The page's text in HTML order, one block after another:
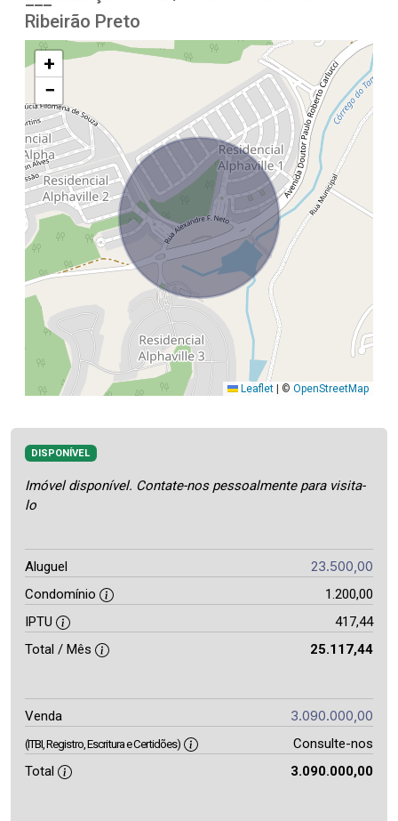
Ribeirão Preto
+
−
Leaflet | © OpenStreetMap
DISPONÍVEL
Imóvel disponível. Contate-nos pessoalmente para visita-
lo
Aluguel 23.500,00
Condomínio
1.200,00
IPTU
417,44
Total / Mês
25.117,44
Venda 3.090.000,00
(ITBI, Registro, Escritura e Certidões)
Consulte-nos
Total
3.090.000,00